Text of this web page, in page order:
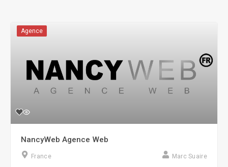
Agence
NancyWeb Agence Web
France Marc Suaire